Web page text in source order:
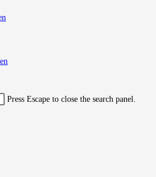
Press Escape to close the search panel.